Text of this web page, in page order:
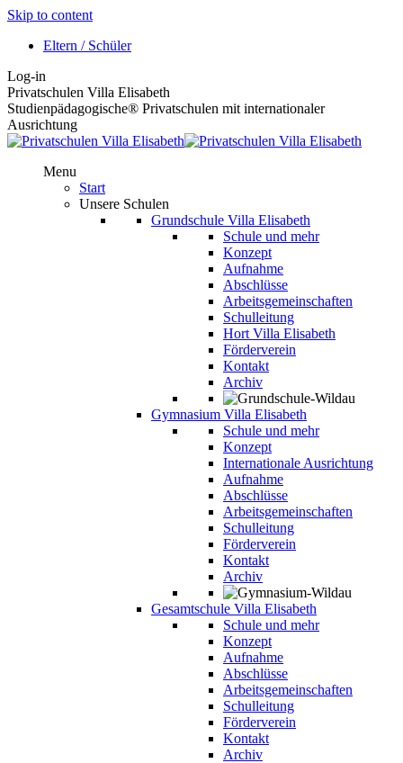
Skip to content
Eltern / Schüler
Log-in
Privatschulen Villa Elisabeth
Studienpädagogische® Privatschulen mit internationaler
Ausrichtung
Menu
Start
Unsere Schulen
Grundschule Villa Elisabeth
Schule und mehr
Konzept
Aufnahme
Abschlüsse
Arbeitsgemeinschaften
Schulleitung
Hort Villa Elisabeth
Förderverein
Kontakt
Archiv
Gymnasium Villa Elisabeth
Schule und mehr
Konzept
Internationale Ausrichtung
Aufnahme
Abschlüsse
Arbeitsgemeinschaften
Schulleitung
Förderverein
Kontakt
Archiv
Gesamtschule Villa Elisabeth
Schule und mehr
Konzept
Aufnahme
Abschlüsse
Arbeitsgemeinschaften
Schulleitung
Förderverein
Kontakt
Archiv